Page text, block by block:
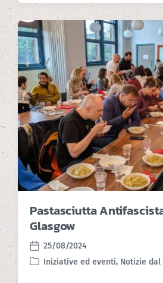
t
d
a
t
e
s
t
e
d
i
n
Pastasciutta
Glasgow
P
o
25/08/2024
P
Iniziative ed eventi, Notizie